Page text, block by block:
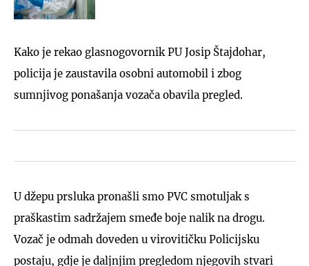
Kako je rekao glasnogovornik PU Josip Štajdohar,
policija je zaustavila osobni automobil i zbog
sumnjivog ponašanja vozača obavila pregled.
U džepu prsluka pronašli smo PVC smotuljak s
praškastim sadržajem smeđe boje nalik na drogu.
Vozač je odmah doveden u virovitičku Policijsku
postaju, gdje je daljnjim pregledom njegovih stvari